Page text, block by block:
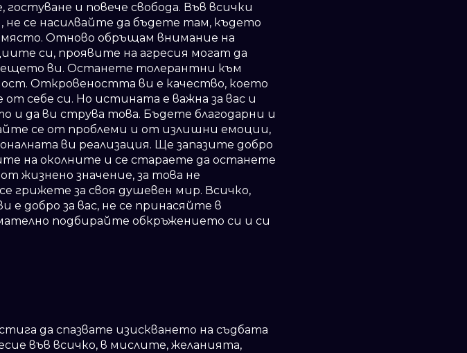
и повече свобода. Във всички
се насилвайте да бъдете там, където
място. Отново обръщам внимание на
си, проявите на агресия могат да
ви. Останете толерантни към
Откровеността ви е качество, което
себе си. Но истината е важна за вас и
и да ви струва това. Бъдете благодарни и
се от проблеми и от излишни емоции,
ви реализация. Ще запазите добро
на околните и се стараете да останете
жизнено значение, за това не
грижете за своя душевен мир. Всичко,
добро за вас, не се принасяйте в
подбирайте обкръжението си и си
да спазвате изискването на съдбата
във всичко, в мислите, желанията,